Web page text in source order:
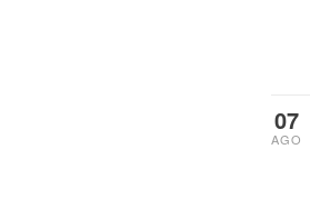
07
AGO